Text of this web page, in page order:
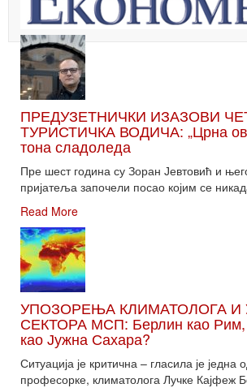
ПРЕДУЗЕТНИЧКИ ИЗАЗОВИ
ТУРИСТИЧКА ВОДИЧА: „Црна
тона сладоледа
Пре шест година су Зоран Јевтовић и
пријатеља започели посао којим се
Read More
УПОЗОРЕЊА КЛИМАТОЛОГА И
СЕКТОРА МСП: Берлин као Рим,
као Јужна Сахара?
Ситуација је критична – гласила је једна
професорке, климатолога Лучке Кајфеж